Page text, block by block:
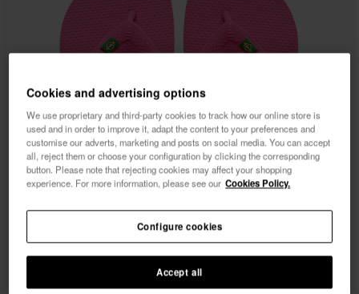
Cookies and advertising options
We use proprietary and third-party cookies to track how our online store is
used and in order to improve it, adapt the content to your preferences and
customise our adverts, marketing and posts on social media. You can accept
all, reject them or choose your configuration by clicking the corresponding
button. Please note that rejecting cookies may affect your shopping
experience. For more information, please see our Cookies Policy.
Accept all
Configure cookies